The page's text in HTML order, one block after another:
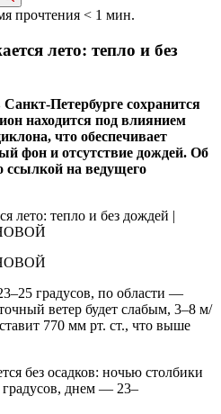
прочтения < 1 мин.
лето: тепло и без
Петербурге сохранится
находится под влиянием
что обеспечивает
фон и отсутствие дождей. Об
ссылкой на ведущего
градусов, по области —
ветер будет слабым, 3–8 м/
770 мм рт. ст., что выше
без осадков: ночью столбики
градусов, днем — 23–